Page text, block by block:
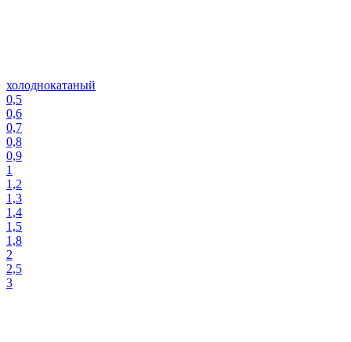
холоднокатаный
0,5
0,6
0,7
0,8
0,9
1
1,2
1,3
1,4
1,5
1,8
2
2,5
3